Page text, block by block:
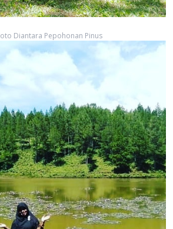
Diantara Pepohonan Pinus